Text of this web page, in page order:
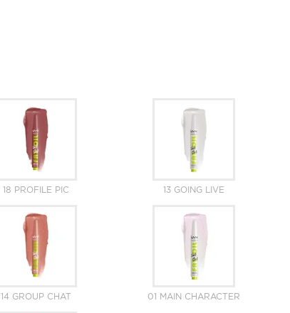
18 PROFILE PIC 13 GOING LIVE
14 GROUP CHAT 01 MAIN CHARACTER